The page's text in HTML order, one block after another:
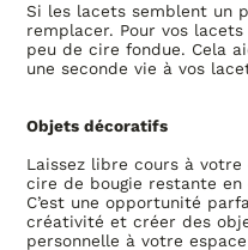
Si les lacets semblent un
remplacer. Pour vos
peu de cire fondue. Cela
une seconde vie à vos
Objets décoratifs
Laissez libre cours à
cire de bougie restante
C’est une opportunité
créativité et créer des
personnelle à votre